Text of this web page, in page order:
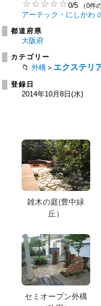
0/5 （0件
アーテック・にしかわ
都道府県
大阪府
カテゴリー
外構＞ エクステリ
登録日
2014年10月8日(水)
雑木の庭(豊中緑
丘）
セミオープン外構